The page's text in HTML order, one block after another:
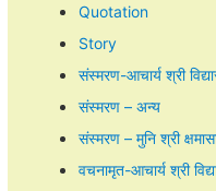
Quotation
Story
संस्मरण-आचार्य श्री
संस्मरण – अन्य
संस्मरण – मुनि श्री
वचनामृत-आचार्य श्री